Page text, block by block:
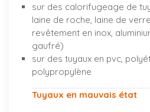
sur des calorifugeage de
laine de roche, laine de
revêtement en inox,
gaufré)
sur des tuyaux en pvc,
polypropylène
Tuyaux en mauvais état